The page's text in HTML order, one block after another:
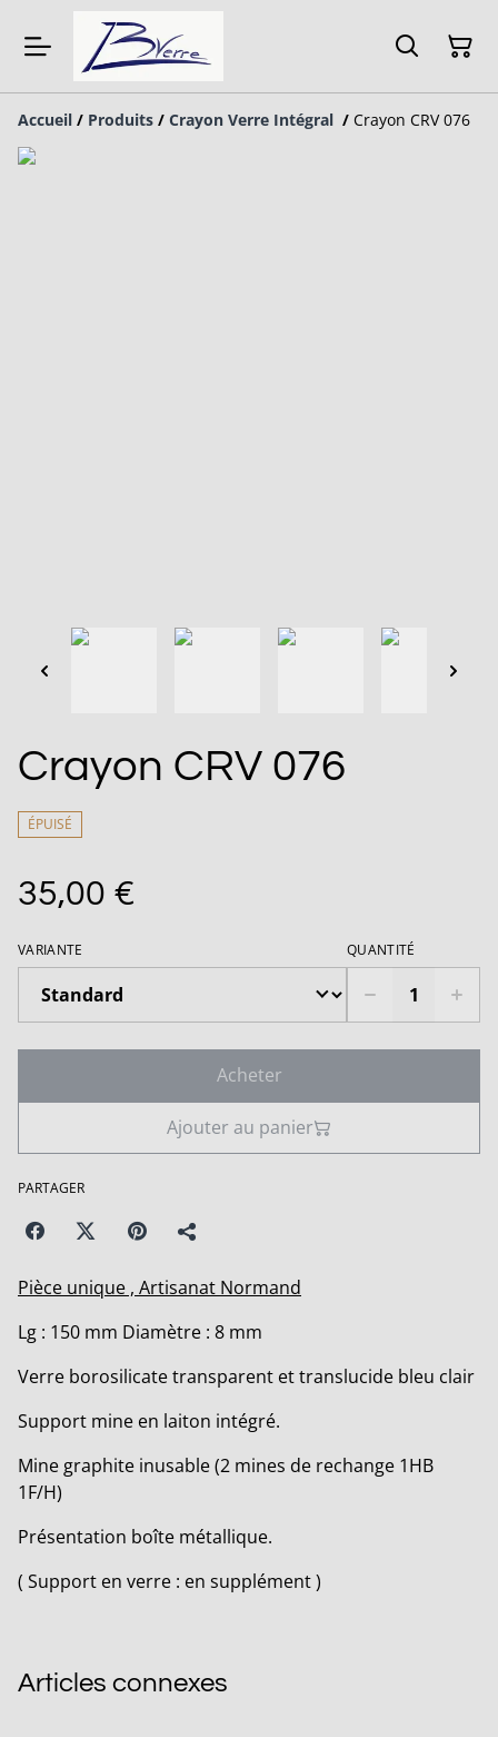
Accueil / Produits / Crayon Verre Intégral / Crayon CRV 076
Crayon CRV 076
ÉPUISÉ
35,00 €
VARIANTE QUANTITÉ
Acheter
Ajouter au panier
PARTAGER
Pièce unique , Artisanat Normand
Lg : 150 mm Diamètre : 8 mm
Verre borosilicate transparent et translucide bleu clair
Support mine en laiton intégré.
Mine graphite inusable (2 mines de rechange 1HB
1F/H)
Présentation boîte métallique.
( Support en verre : en supplément )
Articles connexes